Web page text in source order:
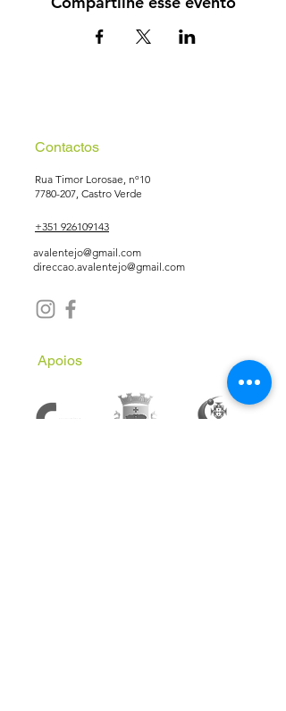
Contactos
Rua Timor Lorosae, nº10
7780-207, Castro Verde
+351 926109143
avalentejo@gmail.com
direccao.avalentejo@gmail.com
Apoios